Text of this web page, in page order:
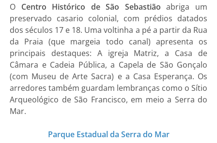
O Centro Histórico de São Sebastiãoabriga um
preservado casario colonial, com prédios datados
dos séculos 17 e 18. Uma voltinha a pé a partir da Rua
da Praia (que margeia todo canal) apresenta os
principais destaques: A igreja Matriz, a Casa de
Câmara e Cadeia Pública, a Capela de São Gonçalo
(com Museu de Arte Sacra) e a Casa Esperança. Os
arredores também guardam lembranças como o Sítio
Arqueológico de São Francisco, em meio a Serra do
Mar.
Parque Estadual da Serra do Mar